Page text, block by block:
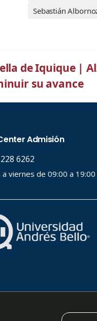
Sebastián
de Iquique |
su avance